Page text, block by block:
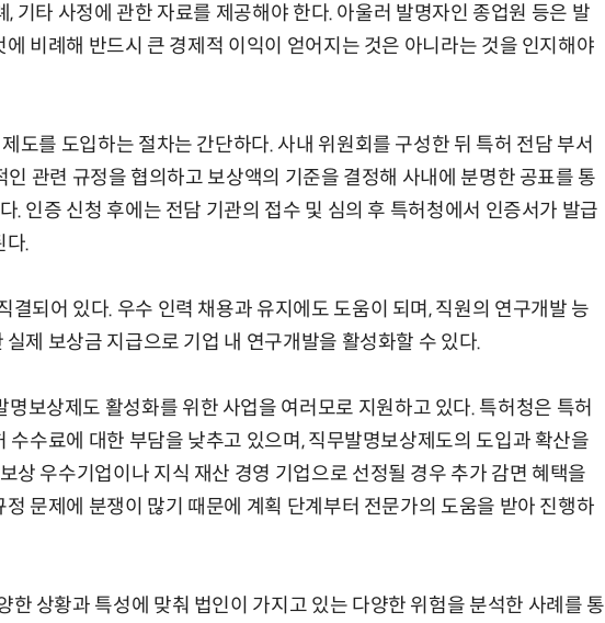
, 기타 사정에 관한 자료를 제공해야 한다. 아울러 발명자인 종업원 등은 발
비례해 반드시 큰 경제적 이익이 얻어지는 것은 아니라는 것을 인지해야
도를 도입하는 절차는 간단하다. 사내 위원회를 구성한 뒤 특허 전담 부서
인 관련 규정을 협의하고 보상액의 기준을 결정해 사내에 분명한 공표를 통
. 인증 신청 후에는 전담 기관의 접수 및 심의 후 특허청에서 인증서가 발급
다.
결되어 있다. 우수 인력 채용과 유지에도 도움이 되며, 직원의 연구개발 능
제 보상금 지급으로 기업 내 연구개발을 활성화할 수 있다.
보상제도 활성화를 위한 사업을 여러모로 지원하고 있다. 특허청은 특허
수수료에 대한 부담을 낮추고 있으며, 직무발명보상제도의 도입과 확산을
상 우수기업이나 지식 재산 경영 기업으로 선정될 경우 추가 감면 혜택을
문제에 분쟁이 많기 때문에 계획 단계부터 전문가의 도움을 받아 진행하
한 상황과 특성에 맞춰 법인이 가지고 있는 다양한 위험을 분석한 사례를 통